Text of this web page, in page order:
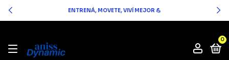
ENTRENÁ, MOVETE, VIVÍ MEJOR 💪
0